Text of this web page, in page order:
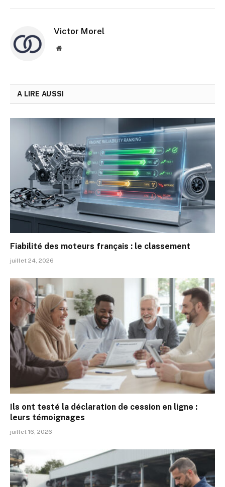
Victor Morel
Site
A LIRE AUSSI
Fiabilité des moteurs français : le classement
juillet 24, 2026
Ils ont testé la déclaration de cession en ligne :
leurs témoignages
juillet 16, 2026